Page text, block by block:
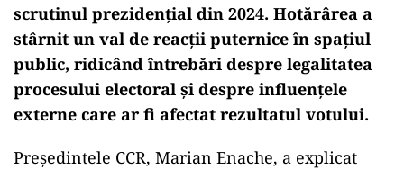
scrutinul prezidențial din 2024. Hotărârea a
stârnit un val de reacții puternice în spațiul
public, ridicând întrebări despre legalitatea
procesului electoral și despre influențele
externe care ar fi afectat rezultatul votului.
Președintele CCR, Marian Enache, a explicat